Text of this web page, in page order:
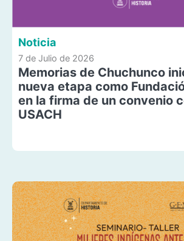
Noticia
7 de Julio de 2026
Memorias de Chuchunco
nueva etapa como
en la firma de un convenio
USACH